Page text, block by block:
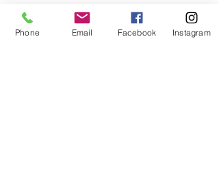
Phone Email Facebook Instagram